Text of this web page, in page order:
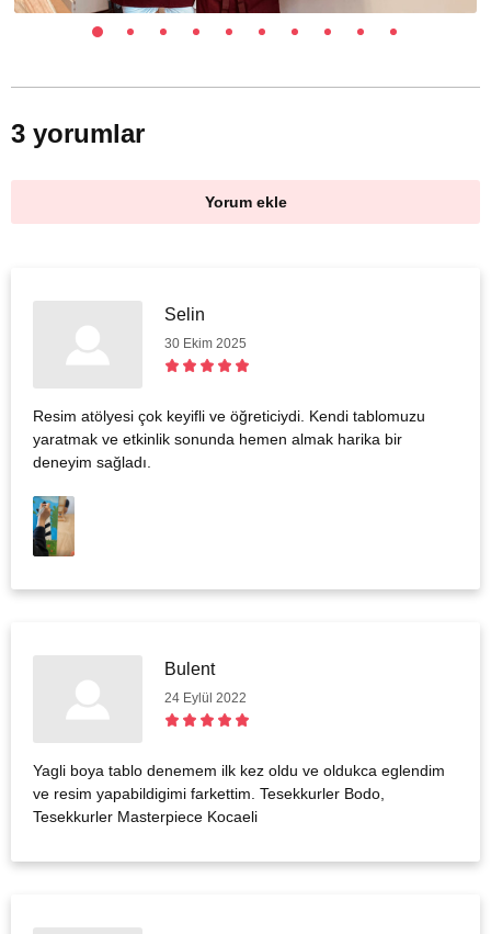
3 yorumlar
Yorum ekle
Selin
30 Ekim 2025
Resim atölyesi çok keyifli ve öğreticiydi. Kendi tablomuzu
yaratmak ve etkinlik sonunda hemen almak harika bir
deneyim sağladı.
Bulent
24 Eylül 2022
Yagli boya tablo denemem ilk kez oldu ve oldukca eglendim
ve resim yapabildigimi farkettim. Tesekkurler Bodo,
Tesekkurler Masterpiece Kocaeli